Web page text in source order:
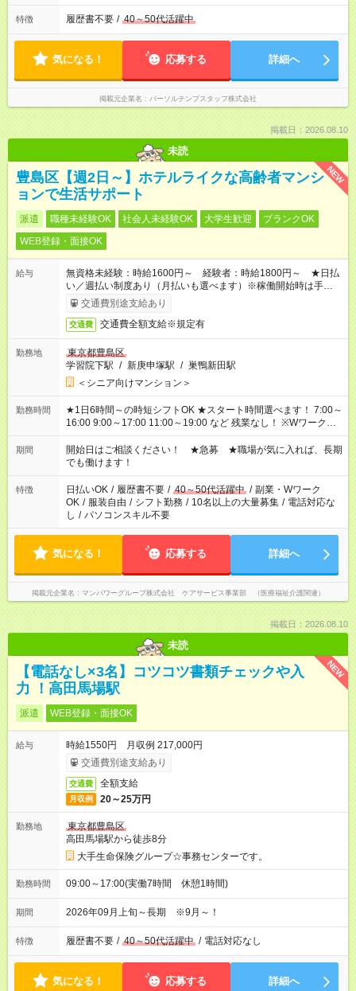
特徴 履歴書不要 / 40～50代活躍中
気になる！ 応募する 詳細へ
掲載元企業名 パーソルテンプスタッフ株式会社
掲載日：2026.08.10
未読
NEW
豊島区【週2日～】ホテルライクな高齢者マンシ
ョンで生活サポート
派遣 職種未経験OK 社会人未経験OK 大学生歓迎
ブランクOK
WEB登録・面接OK
給与
無資格未経験：時給1600円～ 経験者：時給1800円～ ★日払
い／週払い制度あり（月払いも選べます）※稼働開始時は手続き
完了次第のお支払いとなります。
交通費別途支給あり
交通費 交通費全額支給※規定有
勤務地
東京都豊島区
学習院下駅 / 新庚申塚駅 / 巣鴨新田駅
＜シニア向けマンション＞
勤務時間
★1日6時間～の時短シフトOK ★スタート時間選べます！ 7:00～
16:00 9:00～17:00 11:00～19:00 など 残業なし！ ※Wワークの
場合、他のお仕事と合わせ週40時間超の就業はご案内できませ
ん ※法令に基づき、週20時間以上勤務は社会保険への加入対象
となります ※労働者派遣法（日雇い派遣の原則禁止）により、
短時間・短期間の就業はご案内が難しい場合があります
期間
開始日はご相談ください！ ★急募 ★職場が気に入れば、長期
でも働けます！
特徴 日払いOK / 履歴書不要 / 40～50代活躍中 / 副業・Wワーク
OK / 服装自由 / シフト勤務 / 10名以上の大量募集 / 電話対応な
し / パソコンスキル不要
気になる！ 応募する 詳細へ
掲載元企業名 マンパワーグループ株式会社 ケアサービス事業部 （医療福祉介護関連）
掲載日：2026.08.10
未読
NEW
【電話なし×3名】コツコツ書類チェックや入
力 ！高田馬場駅
派遣 WEB登録・面接OK
給与
時給1550円 月収例 217,000円
交通費別途支給あり
交通費 全額支給
月収例 20～25万円
勤務地
東京都豊島区
高田馬場駅から徒歩8分
大手生命保険グループ☆事務センターです。
勤務時間 09:00～17:00(実働7時間 休憩1時間)
期間 2026年09月上旬～長期 ※9月～！
特徴 履歴書不要 / 40～50代活躍中 / 電話対応なし
気になる！ 応募する 詳細へ